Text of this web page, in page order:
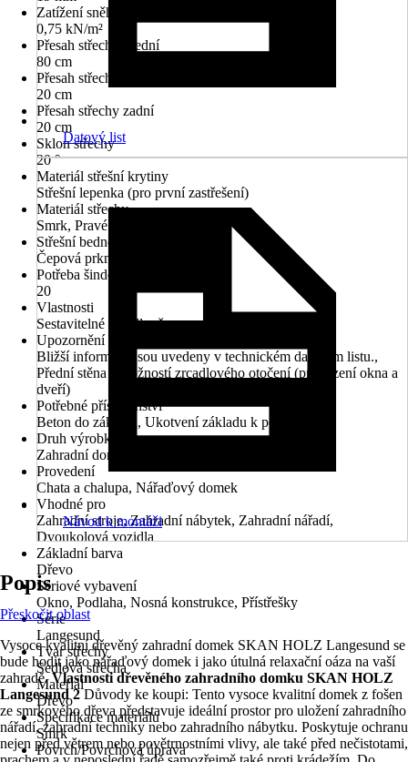
Zatížení sněhem
0,75 kN/m²
Přesah střechy přední
80 cm
Přesah střechy boční
20 cm
Přesah střechy zadní
20 cm
Sklon střechy
20 °
Materiál střešní krytiny
Střešní lepenka (pro první zastřešení)
Materiál střechy
Smrk, Pravé dřevo
Střešní bednění
Čepová prkna
Potřeba šindelů v m²
20
Vlastnosti
Sestavitelné zrcadlově
Upozornění
Bližší informace jsou uvedeny v technickém datovém listu.,
Přední stěna s možností zrcadlového otočení (prohození okna a
dveří)
Potřebné příslušenství
Beton do základů, Ukotvení základu k podkladu
Druh výrobku
Zahradní domek
Provedení
Chata a chalupa, Nářaďový domek
Vhodné pro
Zahradní stroje, Zahradní nábytek, Zahradní nářadí,
Dvoukolová vozidla
Základní barva
Dřevo
Sériové vybavení
Okno, Podlaha, Nosná konstrukce, Přístřešky
Série
Langesund
Tvar střechy
Sedlová střecha
Materiál
Dřevo
Specifikace materiálu
Smrk
Povrch/Povrchová úprava
Datový list
Návod k montáži
Popis
Přeskočit oblast
Vysoce kvalitní dřevěný zahradní domek SKAN HOLZ Langesund se
bude hodit jako nářaďový domek i jako útulná relaxační oáza na vaší
zahradě.Vlastnosti dřevěného zahradního domku SKAN HOLZ
Langesund 2Důvody ke koupi: Tento vysoce kvalitní domek z fošen
ze smrkového dřeva představuje ideální prostor pro uložení zahradního
nářadí, zahradní techniky nebo zahradního nábytku. Poskytuje ochranu
nejen před větrem nebo povětrnostními vlivy, ale také před nečistotami,